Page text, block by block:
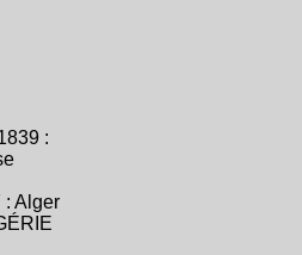
:
: Alger